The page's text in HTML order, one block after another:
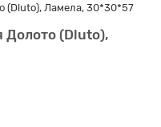
(Dluto), Ламела, 30*30*57
Долото (Dluto),